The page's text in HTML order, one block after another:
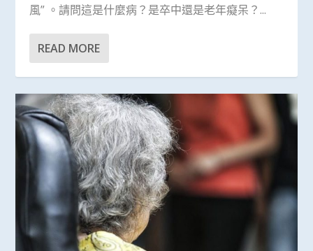
風” 。請問這是什麼病？是卒中還是老年癡呆？...
READ MORE